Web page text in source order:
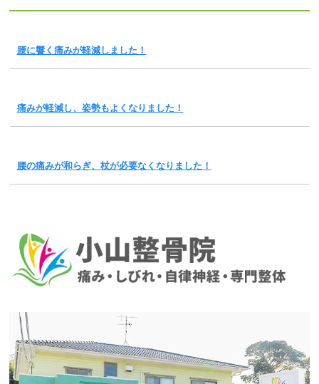
腰に響く痛みが軽減しました！
痛みが軽減し、姿勢もよくなりました！
腰の痛みが和らぎ、杖が必要なくなりました！